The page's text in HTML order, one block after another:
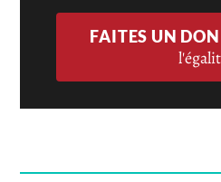
FAITES UN DON